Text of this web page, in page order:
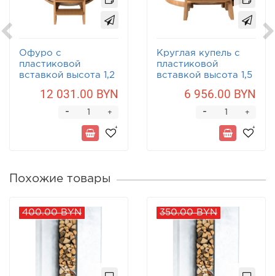
Офуро с
пластиковой
вставкой высота 1,2
12 031.00 BYN
+
-
Круглая купель с
пластиковой
вставкой высота 1,5
6 956.00 BYN
+
-
Похожие товары
400.00 BYN 350.00 BYN